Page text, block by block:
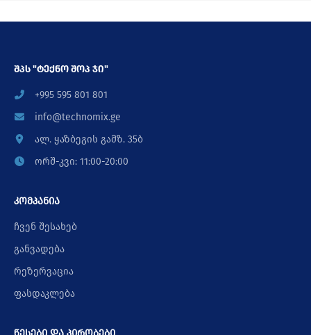
შპს "ტექნო შოპ ჯი"
+995 595 801 801
info@technomix.ge
ალ. ყაზბეგის გამზ. 35ბ
ორშ-კვი: 11:00-20:00
კომპანია
ჩვენ შესახებ
განვადება
რეზერვაცია
ფასდაკლება